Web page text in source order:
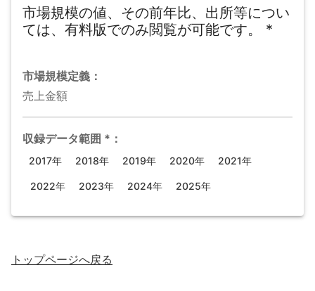
市場規模の値、その前年比、出所等につい
ては、有料版でのみ閲覧が可能です。
*
市場規模定義：
売上金額
収録データ範囲 * ：
2017年 2018年 2019年 2020年 2021年
2022年 2023年 2024年 2025年
トップページへ戻る